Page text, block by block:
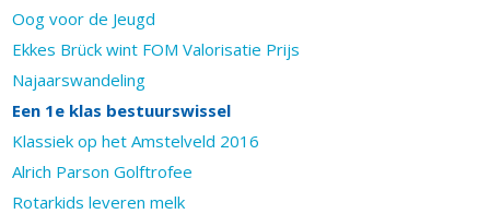
Oog voor de Jeugd
Ekkes Brück wint FOM Valorisatie Prijs
Najaarswandeling
Een 1e klas bestuurswissel
Klassiek op het Amstelveld 2016
Alrich Parson Golftrofee
Rotarkids leveren melk